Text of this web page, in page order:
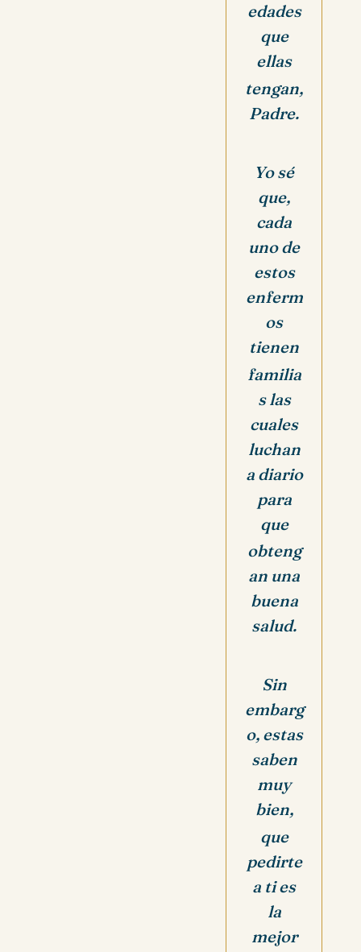
edades
que
ellas
tengan,
Padre.
Yo sé
que,
cada
uno de
estos
enferm
os
tienen
familia
s las
cuales
luchan
a diario
para
que
obteng
an una
buena
salud.
Sin
embarg
o, estas
saben
muy
bien,
que
pedirte
a ti es
la
mejor